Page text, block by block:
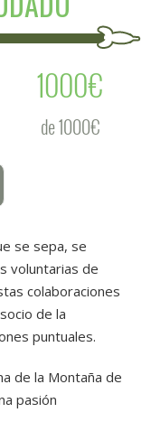
1000€
de 1000€
se sepa, se
voluntarias de
colaboraciones
de la
puntuales.
de la Montaña de
pasión